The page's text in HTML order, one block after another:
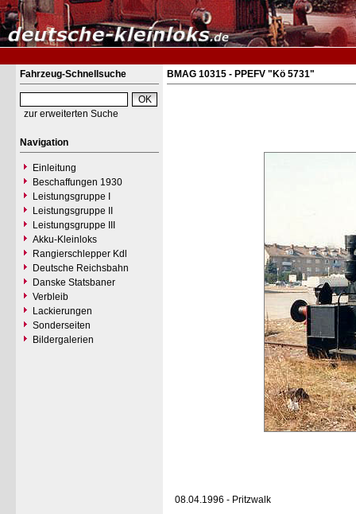
Fahrzeug-Schnellsuche
zur erweiterten Suche
Navigation
Einleitung
Beschaffungen 1930
Leistungsgruppe I
Leistungsgruppe II
Leistungsgruppe III
Akku-Kleinloks
Rangierschlepper Kdl
Deutsche Reichsbahn
Danske Statsbaner
Verbleib
Lackierungen
Sonderseiten
Bildergalerien
BMAG 10315 - PPEFV "Kö 5731"
08.04.1996 - Pritzwalk